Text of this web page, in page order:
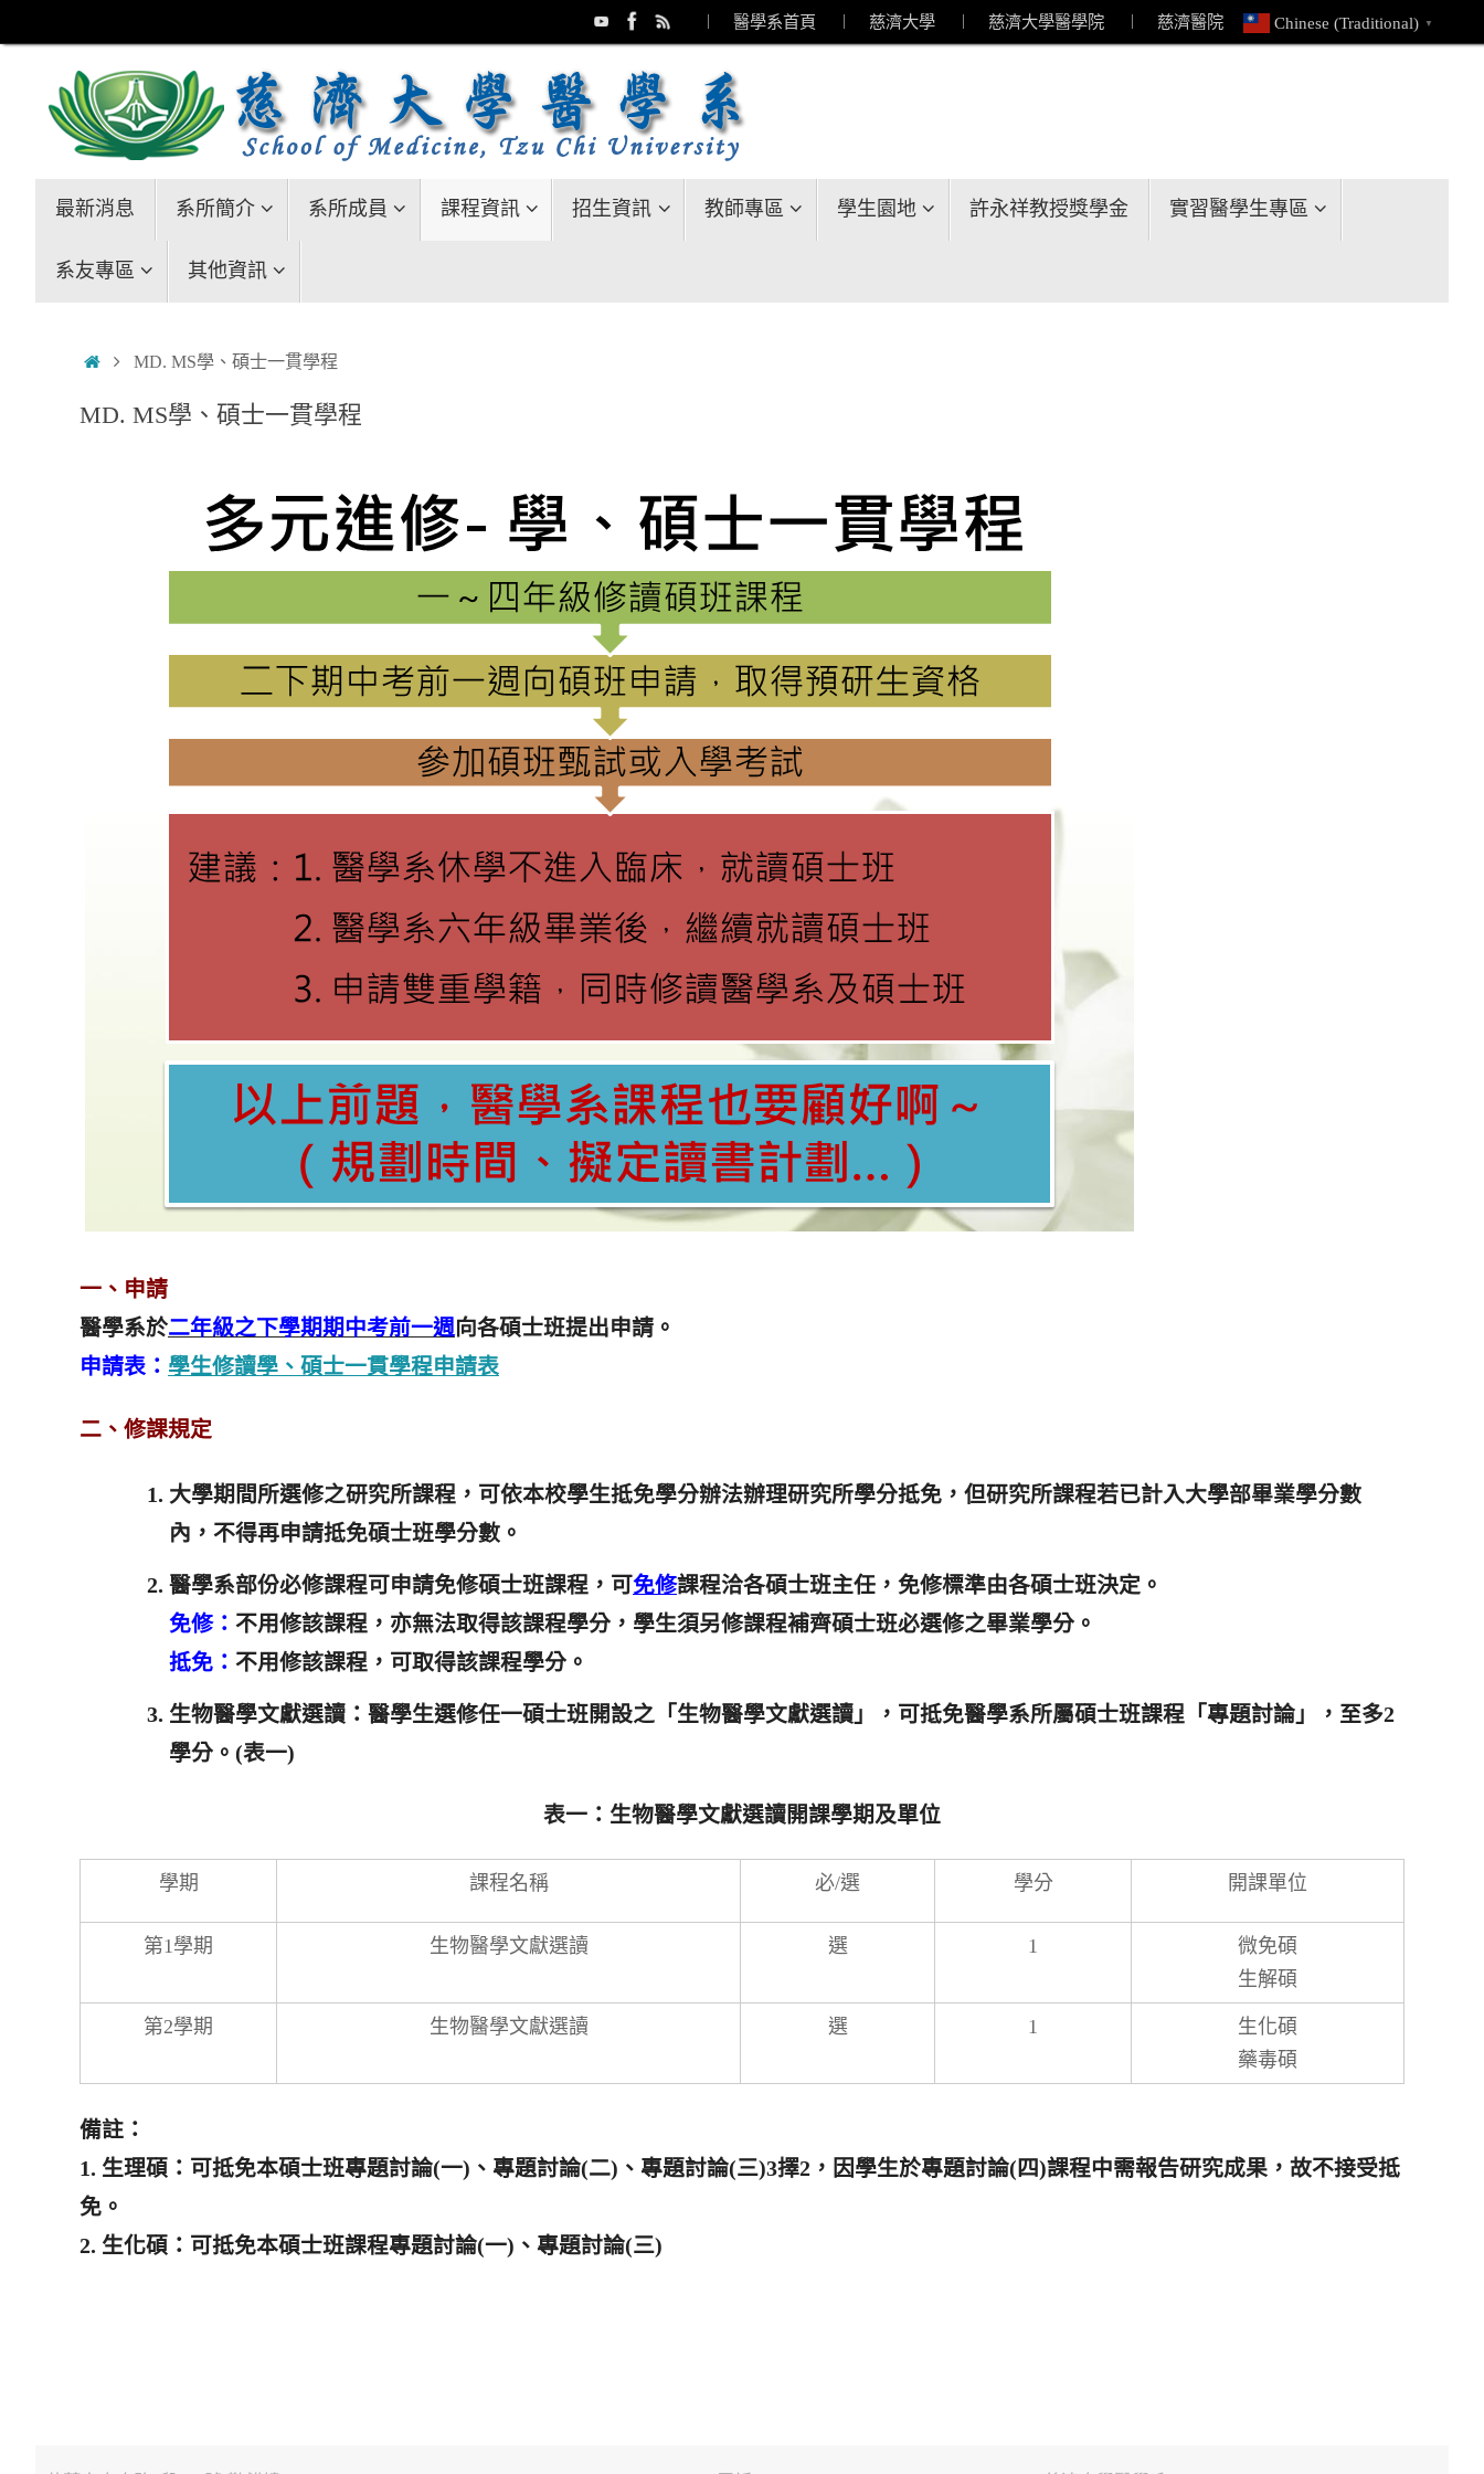
to
︱ 醫學系首頁 ︱ 慈濟大學 ︱ 慈濟大學醫學院 ︱ 慈濟醫院 Chinese (Traditional) ▼
最新消息 系所簡介 系所成員 課程資訊 招生資訊 教師專區 學生園地 許永祥教授獎學金 實習醫學生專區
系友專區 其他資訊
HomeMD. MS學、碩士一貫學程
MD. MS學、碩士一貫學程
一、申請
醫學系於二年級之下學期期中考前一週向各碩士班提出申請。
申請表： 學生修讀學、碩士一貫學程申請表
二、修課規定
大學期間所選修之研究所課程，可依本校學生抵免學分辦法辦理研究所學分抵免，但研究所課程若已計入大學部畢業學分數
內，不得再申請抵免碩士班學分數。
醫學系部份必修課程可申請免修碩士班課程，可免修課程洽各碩士班主任，免修標準由各碩士班決定。
免修： 不用修該課程，亦無法取得該課程學分，學生須另修課程補齊碩士班必選修之畢業學分。
抵免： 不用修該課程，可取得該課程學分。
生物醫學文獻選讀：醫學生選修任一碩士班開設之「生物醫學文獻選讀」，可抵免醫學系所屬碩士班課程「專題討論」，至多2
學分。(表一)
表一：生物醫學文獻選讀開課學期及單位
學期 課程名稱 必/選 學分 開課單位
第1學期 生物醫學文獻選讀 選 1
微免碩
生解碩
第2學期 生物醫學文獻選讀 選 1
生化碩
藥毒碩
備註：
1. 生理碩：可抵免本碩士班專題討論(一)、專題討論(二)、專題討論(三)3擇2，因學生於專題討論(四)課程中需報告研究成果，故不接受抵
免。
2. 生化碩：可抵免本碩士班課程專題討論(一)、專題討論(三)